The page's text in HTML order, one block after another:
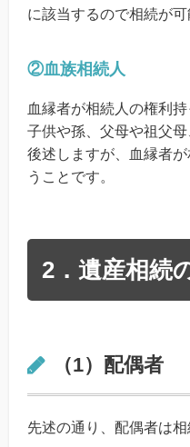
に該当するので相続が可
②血族相続人
血縁者が相続人の権利
子供や孫、父母や祖父母
後述しますが、血縁者
うことです。
2．遺産相続
（1）配偶者
先述の通り、配偶者は